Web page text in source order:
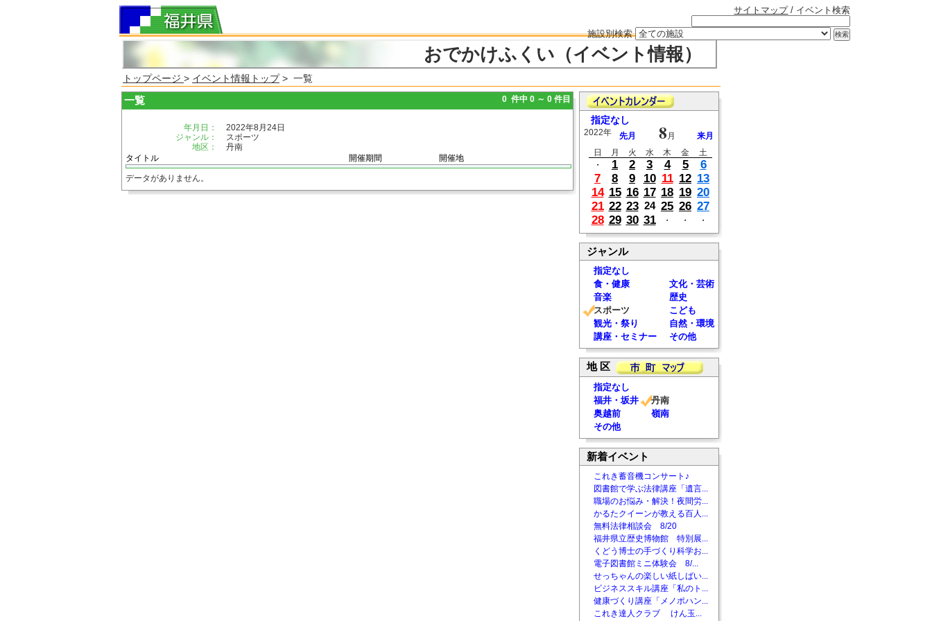
サイトマップ/ イベント検索
施設別検索
おでかけふくい（イベント情報）
トップページ > イベント情報トップ> 一覧
一覧 0 件中 0 ～ 0 件目
年月日：
2022年8月24日
ジャンル：
スポーツ
地区：
丹南
タイトル
開催期間 開催地
データがありません。
指定なし
2022年 先月 8 月
来月
日
月 火 水 木 金
土
・
1 2 3 4 5
6
7
8 9 10 11 12 13
14 15 16 17 18 19 20
21 22 23 24 25 26 27
28 29 30 31 ・ ・ ・
ジャンル
指定なし
食・健康
文化・芸術
音楽
歴史
スポーツ
こども
観光・祭り
自然・環境
講座・セミナー
その他
地 区
指定なし
福井・坂井
丹南
奥越前
嶺南
その他
新着イベント
これき蓄音機コンサート♪
図書館で学ぶ法律講座「遺言...
職場のお悩み・解決！夜間労...
かるたクイーンが教える百人...
無料法律相談会 8/20
福井県立歴史博物館 特別展...
くどう博士の手づくり科学お...
電子図書館ミニ体験会 8/...
せっちゃんの楽しい紙しばい...
ビジネススキル講座「私のト...
健康づくり講座「メノポハン...
これき達人クラブ けん玉...